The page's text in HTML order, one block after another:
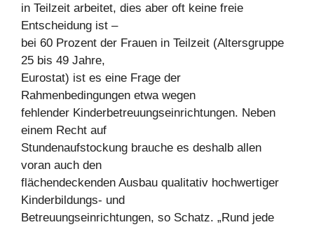
in Teilzeit arbeitet, dies aber oft keine freie
Entscheidung ist –
bei 60 Prozent der Frauen in Teilzeit (Altersgruppe
25 bis 49 Jahre,
Eurostat) ist es eine Frage der
Rahmenbedingungen etwa wegen
fehlender Kinderbetreuungseinrichtungen. Neben
einem Recht auf
Stundenaufstockung brauche es deshalb allen
voran auch den
flächendeckenden Ausbau qualitativ hochwertiger
Kinderbildungs- und
Betreuungseinrichtungen, so Schatz. „Rund jede